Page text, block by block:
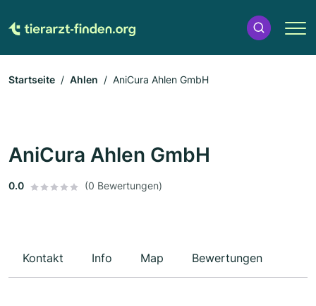
Startseite Ahlen AniCura Ahlen GmbH
AniCura Ahlen GmbH
0.0 (0 Bewertungen)
Kontakt Info Map Bewertungen